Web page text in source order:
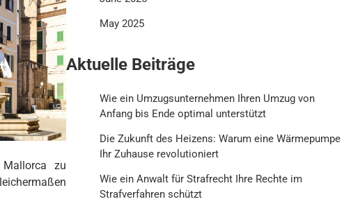
zu
May 2025
Aktuelle Beiträge
Wie ein Umzugsunternehmen Ihren Umzug von
Anfang bis Ende optimal unterstützt
Die Zukunft des Heizens: Warum eine Wärmepumpe
Ihr Zuhause revolutioniert
Wie ein Anwalt für Strafrecht Ihre Rechte im
Strafverfahren schützt